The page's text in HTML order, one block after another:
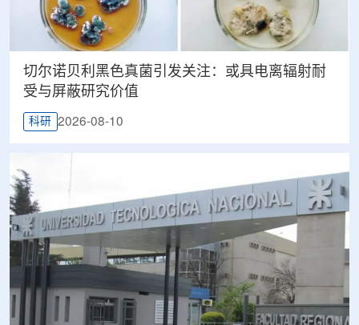
切尔诺贝利黑色真菌引发关注：或具电离辐射耐
受与屏蔽研究价值
科研 2026-08-10